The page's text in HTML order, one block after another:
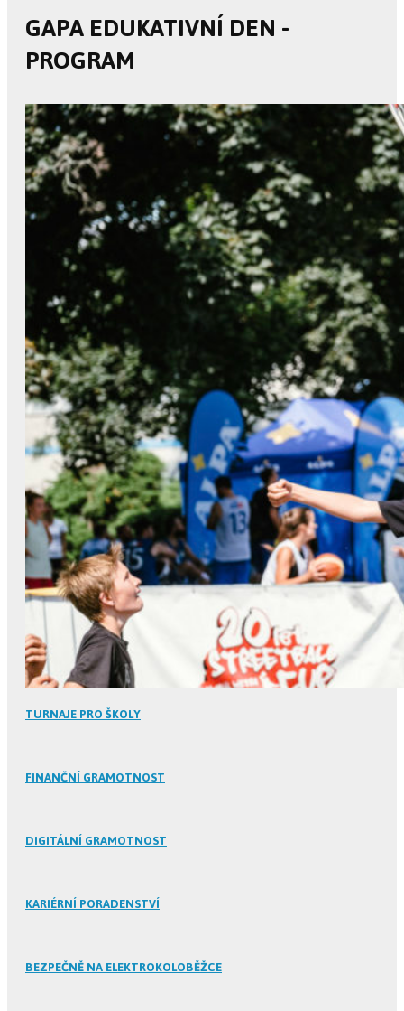
GAPA EDUKATIVNÍ DEN -
PROGRAM
TURNAJE PRO ŠKOLY
FINANČNÍ GRAMOTNOST
DIGITÁLNÍ GRAMOTNOST
KARIÉRNÍ PORADENSTVÍ
BEZPEČNĚ NA ELEKTROKOLOBĚŽCE